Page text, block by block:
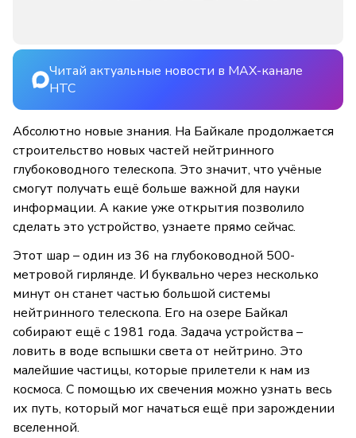
Читай актуальные новости в MAX-канале
НТС
Абсолютно новые знания. На Байкале продолжается
строительство новых частей нейтринного
глубоководного телескопа. Это значит, что учёные
смогут получать ещё больше важной для науки
информации. А какие уже открытия позволило
сделать это устройство, узнаете прямо сейчас.
Этот шар – один из 36 на глубоководной 500-
метровой гирлянде. И буквально через несколько
минут он станет частью большой системы
нейтринного телескопа. Его на озере Байкал
собирают ещё с 1981 года. Задача устройства –
ловить в воде вспышки света от нейтрино. Это
малейшие частицы, которые прилетели к нам из
космоса. С помощью их свечения можно узнать весь
их путь, который мог начаться ещё при зарождении
вселенной.